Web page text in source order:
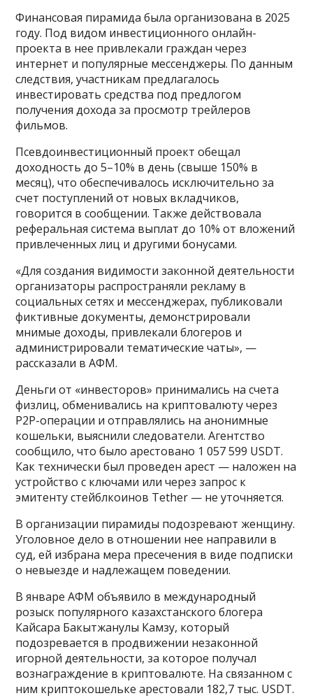
Финансовая пирамида была организована в 2025
году. Под видом инвестиционного онлайн-
проекта в нее привлекали граждан через
интернет и популярные мессенджеры. По данным
следствия, участникам предлагалось
инвестировать средства под предлогом
получения дохода за просмотр трейлеров
фильмов.
Псевдоинвестиционный проект обещал
доходность до 5–10% в день (свыше 150% в
месяц), что обеспечивалось исключительно за
счет поступлений от новых вкладчиков,
говорится в сообщении. Также действовала
реферальная система выплат до 10% от вложений
привлеченных лиц и другими бонусами.
«Для создания видимости законной деятельности
организаторы распространяли рекламу в
социальных сетях и мессенджерах, публиковали
фиктивные документы, демонстрировали
мнимые доходы, привлекали блогеров и
администрировали тематические чаты», —
рассказали в АФМ.
Деньги от «инвесторов» принимались на счета
физлиц, обменивались на криптовалюту через
Р2Р-операции и отправлялись на анонимные
кошельки, выяснили следователи. Агентство
сообщило, что было арестовано 1 057 599 USDT.
Как технически был проведен арест — наложен на
устройство с ключами или через запрос к
эмитенту стейблкоинов Tether — не уточняется.
В организации пирамиды подозревают женщину.
Уголовное дело в отношении нее направили в
суд, ей избрана мера пресечения в виде подписки
о невыезде и надлежащем поведении.
В январе АФМ объявило в международный
розыск популярного казахстанского блогера
Кайсара Бакытжанулы Камзу, который
подозревается в продвижении незаконной
игорной деятельности, за которое получал
вознаграждение в криптовалюте. На связанном с
ним криптокошельке арестовали 182,7 тыс. USDT.